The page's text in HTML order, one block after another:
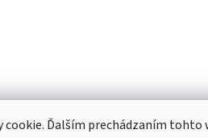
cookie. Ďalším prechádzaním tohto